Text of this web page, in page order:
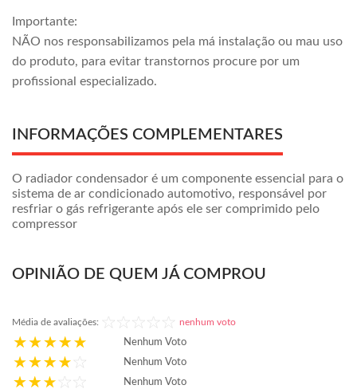
Importante:
NÃO nos responsabilizamos pela má instalação ou mau uso
do produto, para evitar transtornos procure por um
profissional especializado.
INFORMAÇÕES COMPLEMENTARES
O radiador condensador é um componente essencial para o
sistema de ar condicionado automotivo, responsável por
resfriar o gás refrigerante após ele ser comprimido pelo
compressor
OPINIÃO DE QUEM JÁ COMPROU
Média de avaliações: nenhum voto
Nenhum Voto
Nenhum Voto
Nenhum Voto